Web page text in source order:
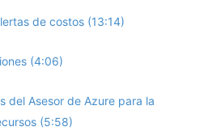
de costos (13:14)
(4:06)
del Asesor de Azure para la
(5:58)